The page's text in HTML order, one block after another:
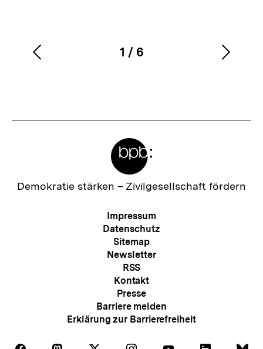
Karussellinhalt
1
von
/ 6
Vorherigen
Zur
Demokratie stärken – Zivilgesellschaft fördern
Meta-
Navigation
Impressum
Datenschutz
Sitemap
Newsletter
RSS
Kontakt
Presse
Barriere melden
Erklärung zur Barrierefreiheit